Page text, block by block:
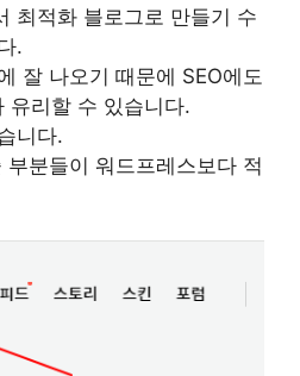
최적화 블로그로 만들기 수
.
잘 나오기 때문에 SEO에도
유리할 수 있습니다.
니다.
부분들이 워드프레스보다 적